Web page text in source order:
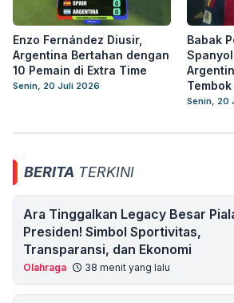
Enzo Fernández Diusir,
Argentina Bertahan dengan
10 Pemain di Extra Time
Senin, 20 Juli 2026
Babak
Spanyol
Tembok
Senin, 20
BERITA TERKINI
Ara Tinggalkan Legacy Besar
Presiden! Simbol Sportivitas,
Transparansi, dan Ekonomi
Olahraga 38 menit yang lalu